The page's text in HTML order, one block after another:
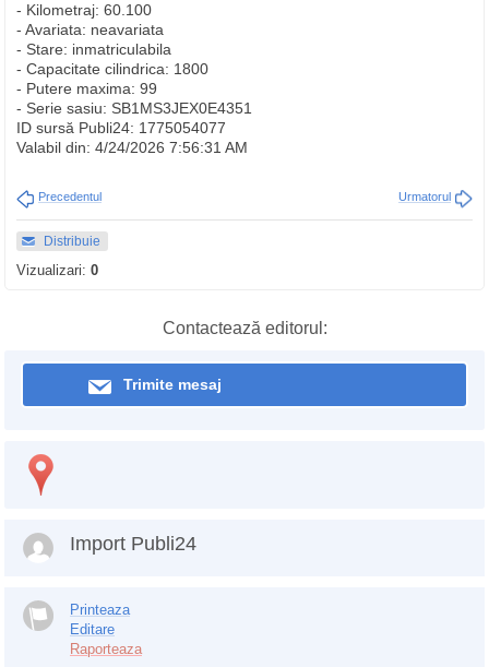
- Kilometraj: 60.100
- Avariata: neavariata
- Stare: inmatriculabila
- Capacitate cilindrica: 1800
- Putere maxima: 99
- Serie sasiu: SB1MS3JEX0E4351
ID sursă Publi24: 1775054077
Valabil din: 4/24/2026 7:56:31 AM
Precedentul Urmatorul
Distribuie
Vizualizari: 0
Contactează editorul:
Trimite mesaj
Import Publi24
Printeaza
Editare
Raporteaza